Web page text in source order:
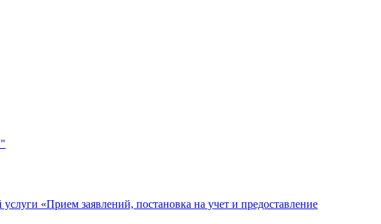
«Прием заявлений, постановка на учет и предоставление